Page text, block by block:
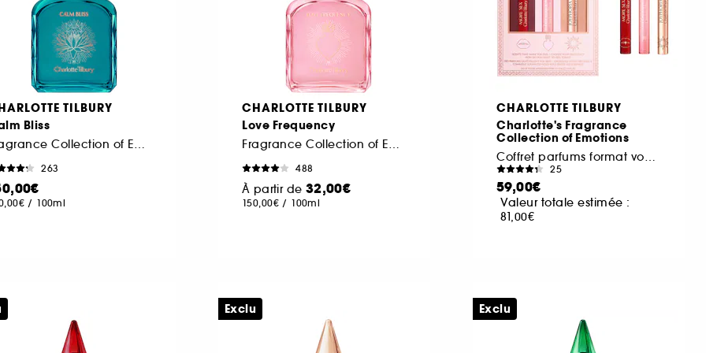
TILBURY
Bliss
Fragrance Collection of Emotions
263
/ 100ml
CHARLOTTE TILBURY
Love Frequency
Fragrance Collection of Emotions
488
À partir de 32,00€
150,00€ / 100ml
CHARLOTTE TILBURY
Charlotte's Fragrance
Collection of Emotions
Coffret parfums format voyage
25
59,00€
Valeur totale estimée :
81,00€
Exclu Exclu